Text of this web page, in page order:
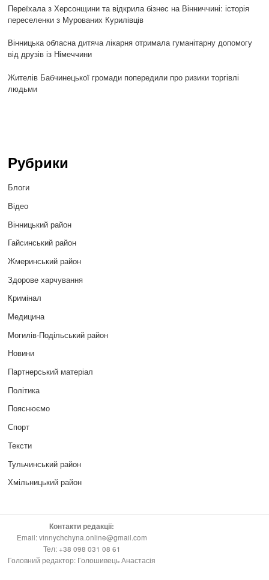
Переїхала з Херсонщини та відкрила бізнес на Вінниччині: історія
переселенки з Мурованих Курилівців
Вінницька обласна дитяча лікарня отримала гуманітарну допомогу
від друзів із Німеччини
Жителів Бабчинецької громади попередили про ризики торгівлі
людьми
Рубрики
Блоги
Відео
Вінницький район
Гайсинський район
Жмеринський район
Здорове харчування
Кримінал
Медицина
Могилів-Подільський район
Новини
Партнерський матеріал
Політика
Пояснюємо
Спорт
Тексти
Тульчинський район
Хмільницький район
Контакти редакції:
Email: vinnychchyna.online@gmail.com
Тел: +38 098 031 08 61
Головний редактор: Голошивець Анастасія